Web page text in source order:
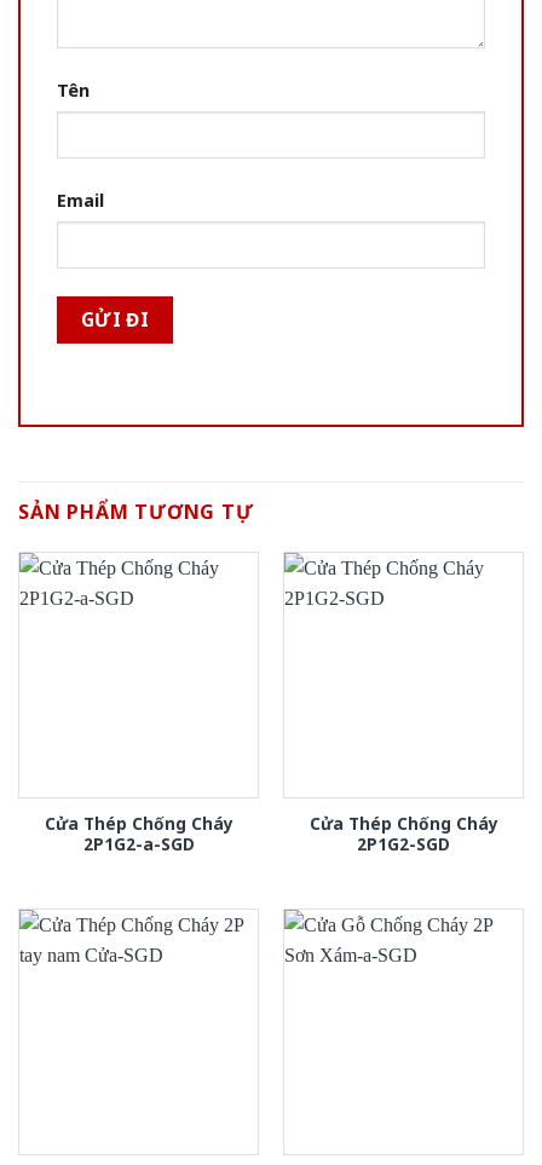
Tên
Email
SẢN PHẨM TƯƠNG TỰ
Cửa Thép Chống Cháy
2P1G2-a-SGD
Cửa Thép Chống Cháy
2P1G2-SGD